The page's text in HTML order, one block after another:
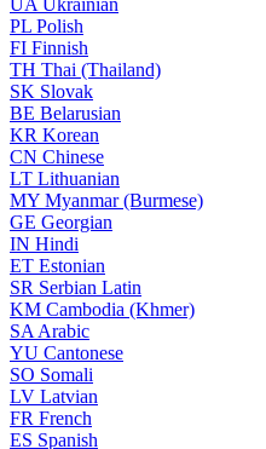
UA Ukrainian
PL Polish
FI Finnish
TH Thai (Thailand)
SK Slovak
BE Belarusian
KR Korean
CN Chinese
LT Lithuanian
MY Myanmar (Burmese)
GE Georgian
IN Hindi
ET Estonian
SR Serbian Latin
KM Cambodia (Khmer)
SA Arabic
YU Cantonese
SO Somali
LV Latvian
FR French
ES Spanish